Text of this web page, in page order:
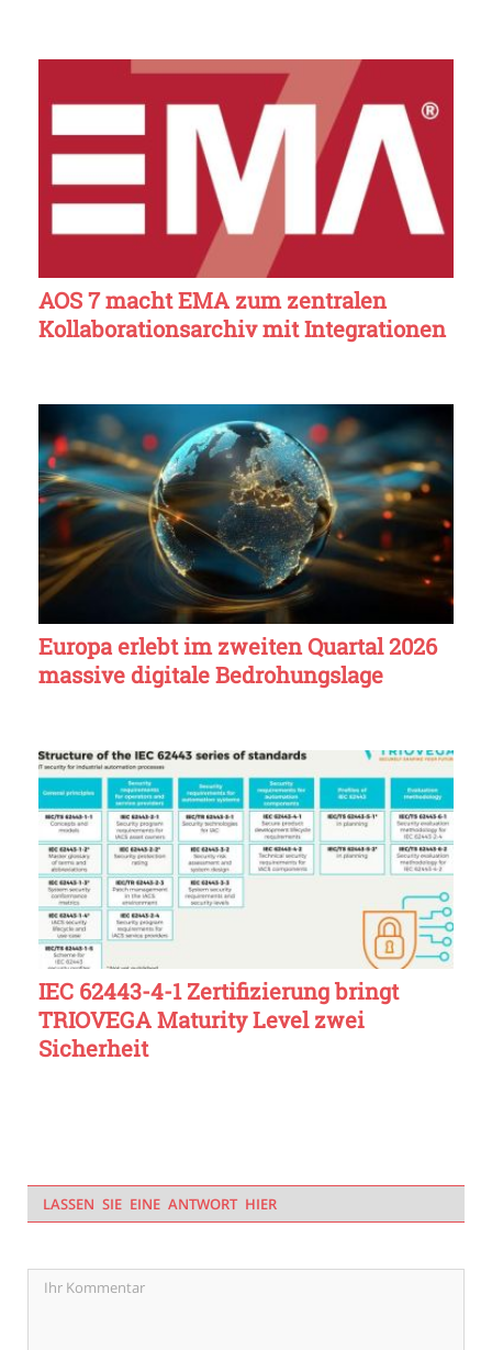
AOS 7 macht EMA zum zentralen
Kollaborationsarchiv mit Integrationen
Europa erlebt im zweiten Quartal 2026
massive digitale Bedrohungslage
IEC 62443-4-1 Zertifizierung bringt
TRIOVEGA Maturity Level zwei
Sicherheit
LASSEN SIE EINE ANTWORT HIER